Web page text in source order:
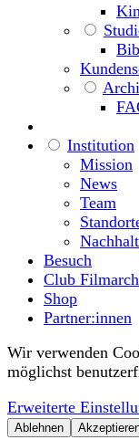
Institution
Mission
News
Team
Besuch
Club
Shop
Partner:innen
Wir verwenden
möglichst
Erweiterte
Ablehnen